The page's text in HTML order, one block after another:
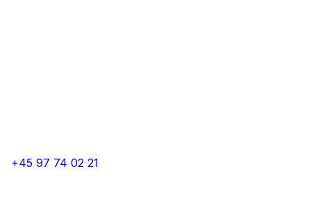
+45 97 74 02 21